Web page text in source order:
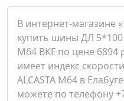
В интернет-
купить шины ДЛ 5*100
M64 BKF по цене 6894
имеет индекс
ALCASTA M64 в
можете по телефону